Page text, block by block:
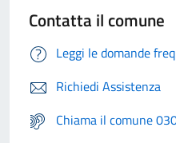
Contatta il comune
Leggi le domande
Richiedi Assistenza
Chiama il comune